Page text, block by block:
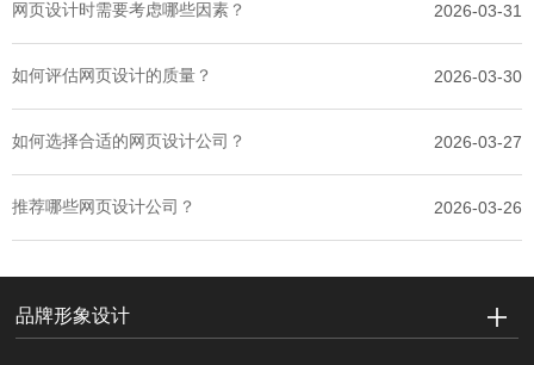
网页设计时需要考虑哪些因素？ 2026-03-31
如何评估网页设计的质量？ 2026-03-30
如何选择合适的网页设计公司？ 2026-03-27
推荐哪些网页设计公司？ 2026-03-26
品牌形象设计